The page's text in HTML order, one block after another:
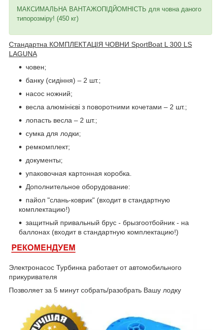
МАКСИМАЛЬНА ВАНТАЖОПІДЙОМНІСТЬ для човна даного
типорозміру! (450 кг)
Стандартна КОМПЛЕКТАЦІЯ ЧОВНИ SportBoat L 300 LS
LAGUNA
човен;
банку (сидіння) – 2 шт.;
насос ножний;
весла алюмінієві з поворотними кочетами – 2 шт.;
лопасть весла – 2 шт.;
сумка для лодки;
ремкомплект;
документы;
упаковочная картонная коробка.
Дополнительное оборудование:
пайол "слань-коврик" (входит в стандартную
комплектацию!)
защитный привальный брус - брызгоотбойник - на
баллонах (входит в стандартную комплектацию!)
Электронасос Турбинка работает от автомобильного
прикуривателя
Позволяет за 5 минут собрать/разобрать Вашу лодку